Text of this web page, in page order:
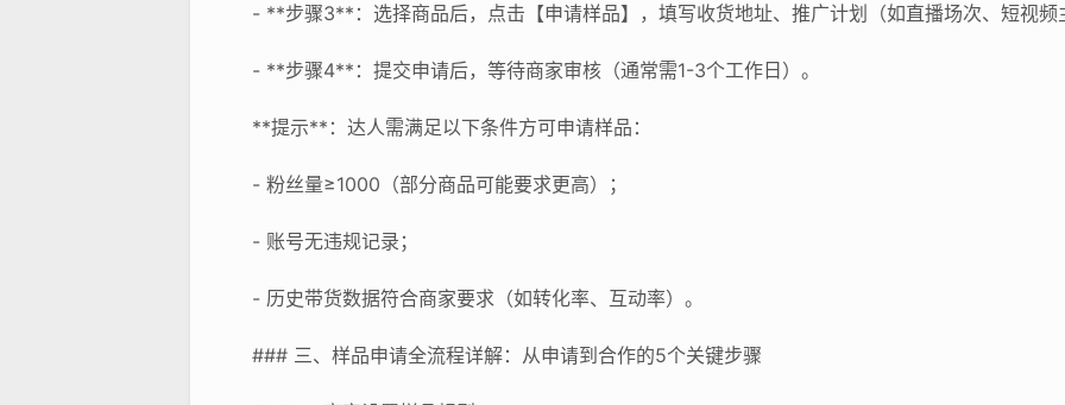
- **步骤3**：选择商品后，点击【申请样品】，填写收货地址、推广计划（如直播场次、短视频
- **步骤4**：提交申请后，等待商家审核（通常需1-3个工作日）。
**提示**：达人需满足以下条件方可申请样品：
- 粉丝量≥1000（部分商品可能要求更高）；
- 账号无违规记录；
- 历史带货数据符合商家要求（如转化率、互动率）。
### 三、样品申请全流程详解：从申请到合作的5个关键步骤